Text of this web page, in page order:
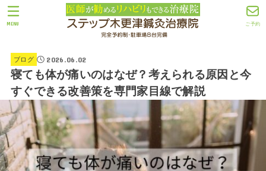
ご予約
MENU
ブログ 2026.06.02
寝ても体が痛いのはなぜ？考えられる原因と今
すぐできる改善策を専門家目線で解説